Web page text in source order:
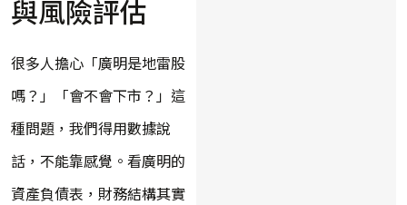
與風險評估
很多人擔心「廣明是地雷股
嗎？」「會不會下市？」這
種問題，我們得用數據說
話，不能靠感覺。看廣明的
資產負債表，財務結構其實